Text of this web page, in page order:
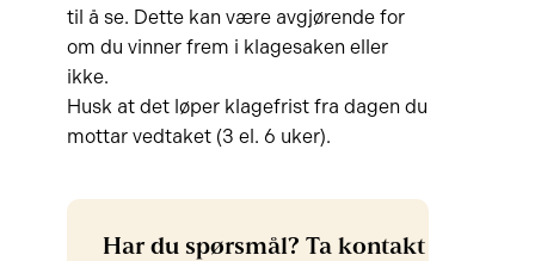
til å se. Dette kan være avgjørende for
om du vinner frem i klagesaken eller
ikke.
Husk at det løper klagefrist fra dagen du
mottar vedtaket (3 el. 6 uker).
Har du spørsmål? Ta kontakt